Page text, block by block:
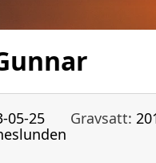
05-25 Gravsatt: